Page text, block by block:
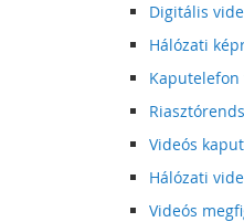
Digitális
Hálózati
Videós
Hálózati
Videós